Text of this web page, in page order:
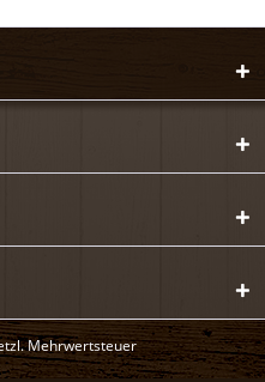
Mehrwertsteuer